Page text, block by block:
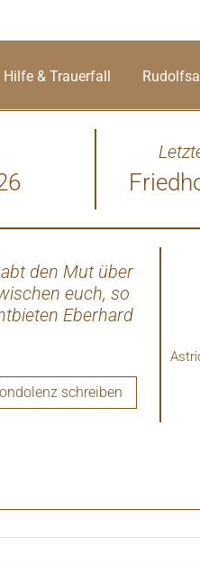
Hilfe & Trauerfall
den Mut über
euch, so
Eberhard
die
schreiben